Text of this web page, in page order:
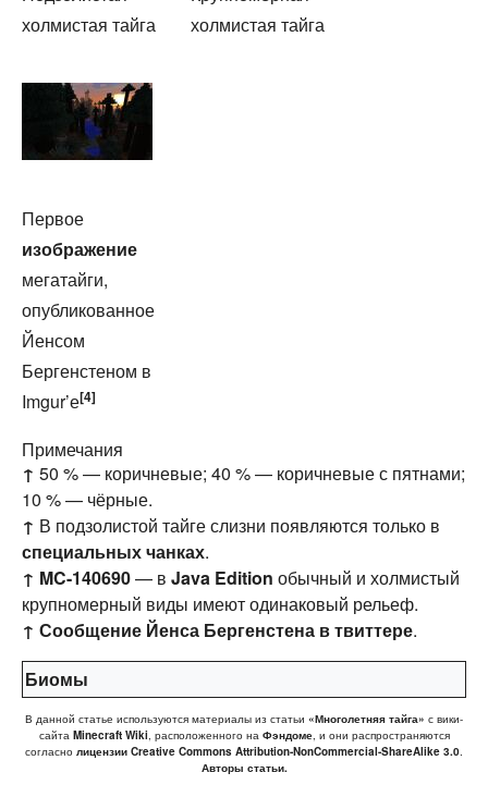
холмистая тайга
холмистая тайга
Первое
изображение
мегатайги,
опубликованное
Йенсом
Бергенстеном в
Imgur’е[4]
Примечания
↑ 50 % — коричневые; 40 % — коричневые с пятнами;
10 % — чёрные.
↑ В подзолистой тайге слизни появляются только в
специальных чанках.
↑ MC-140690— в Java Edition обычный и холмистый
крупномерный виды имеют одинаковый рельеф.
↑ Сообщение Йенса Бергенстена в твиттере.
Биомы
В данной статье используются материалы из статьи «Многолетняя тайга» с вики-
сайта Minecraft Wiki, расположенного на Фэндоме, и они распространяются
согласно лицензии Creative Commons Attribution-NonCommercial-ShareAlike 3.0.
Авторы статьи.